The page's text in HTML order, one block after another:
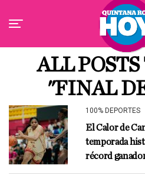
ALL
"FINAL
100% DEPORTES
El Calor de
temporada
récord